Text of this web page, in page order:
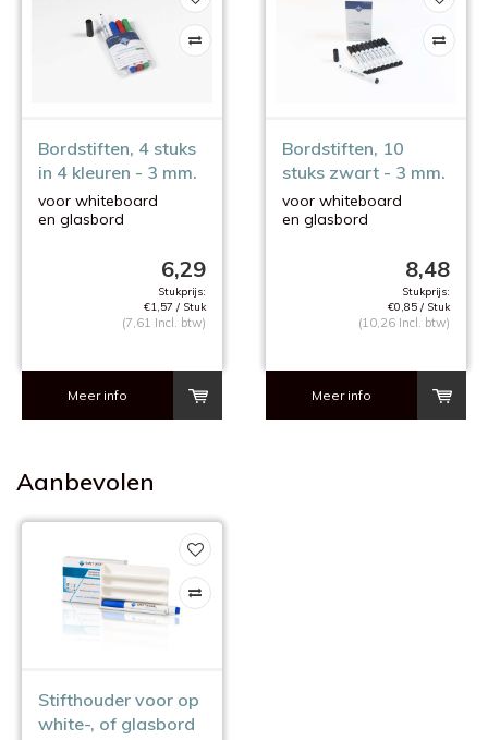
Bordstiften, 4 stuks
in 4 kleuren - 3 mm.
voor whiteboard
en glasbord
6,29
Stukprijs:
€1,57 / Stuk
(7,61 Incl. btw)
Meer info
Bordstiften, 10
stuks zwart - 3 mm.
voor whiteboard
en glasbord
8,48
Stukprijs:
€0,85 / Stuk
(10,26 Incl. btw)
Meer info
Aanbevolen
Stifthouder voor op
white-, of glasbord